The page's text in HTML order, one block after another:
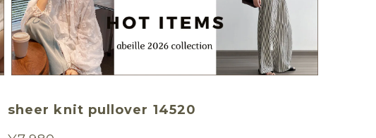
sheer knit pullover 14520